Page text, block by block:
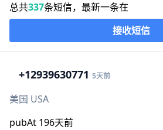
总共337条短信，最新一条在
接收短信
+12939630771 5天前
美国 USA
pubAt 196天前